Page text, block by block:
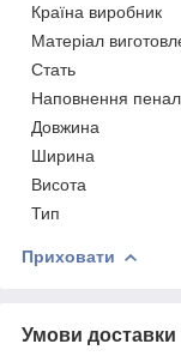
Країна виробник
Матеріал
Стать
Наповнення
Довжина
Ширина
Висота
Тип
Приховати
Умови доставки